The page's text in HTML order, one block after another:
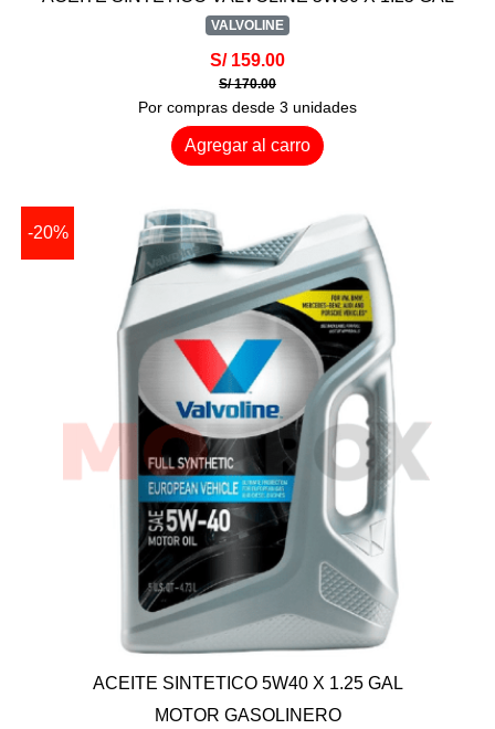
VALVOLINE
S/ 159.00
S/ 170.00
Por compras desde 3 unidades
Agregar al carro
-20%
ACEITE SINTETICO 5W40 X 1.25 GAL
MOTOR GASOLINERO